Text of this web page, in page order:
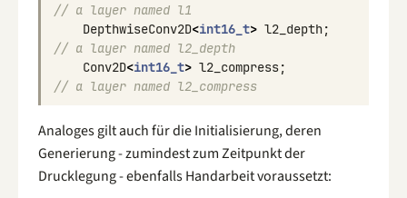
// a layer named l1
DepthwiseConv2D<int16_t> l2_depth;
// a layer named l2_depth
Conv2D<int16_t> l2_compress;
// a layer named l2_compress
Analoges gilt auch für die Initialisierung, deren
Generierung - zumindest zum Zeitpunkt der
Drucklegung - ebenfalls Handarbeit voraussetzt: